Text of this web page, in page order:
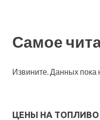
Самое
Извините. Данных пока
ЦЕНЫ НА ТОПЛИВО